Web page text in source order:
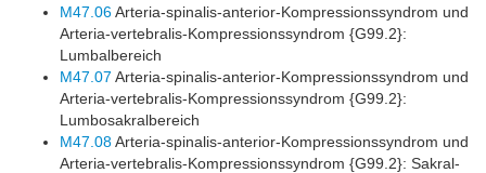
M47.06Arteria-spinalis-anterior-Kompressionssyndrom und
Arteria-vertebralis-Kompressionssyndrom {G99.2}:
Lumbalbereich
M47.07 Arteria-spinalis-anterior-Kompressionssyndrom und
Arteria-vertebralis-Kompressionssyndrom {G99.2}:
Lumbosakralbereich
M47.08Arteria-spinalis-anterior-Kompressionssyndrom und
Arteria-vertebralis-Kompressionssyndrom {G99.2}: Sakral-